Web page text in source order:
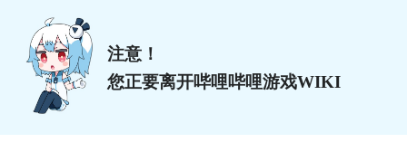
注意！
您正要离开哔哩哔哩游戏WIKI